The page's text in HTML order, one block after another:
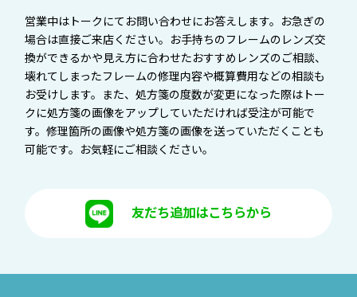
営業中はトークにてお問い合わせにお答えします。お急ぎの
場合は直接ご来店ください。お手持ちのフレームのレンズ交
換ができるかや見え方に合わせたおすすめレンズのご相談、
壊れてしまったフレームの修理内容や概算費用などの相談も
お受けします。また、処方箋の度数が変更になった際はトー
クに処方箋の画像をアップしていただければ受注が可能で
す。修理箇所の画像や処方箋の画像を送っていただくことも
可能です。お気軽にご相談ください。
友だち追加はこちらから